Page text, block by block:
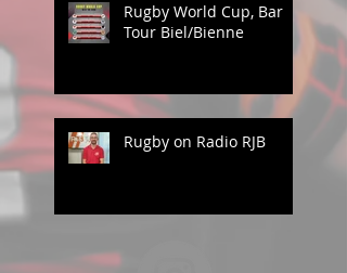
Rugby World Cup, Bar
Tour Biel/Bienne
Rugby on Radio RJB